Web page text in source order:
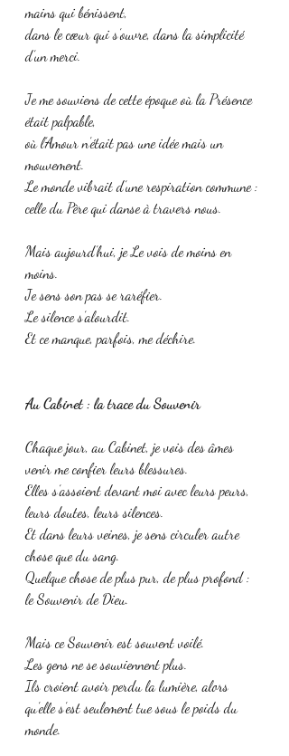
mains qui bénissent,
dans le cœur qui s’ouvre, dans la simplicité
d’un merci.
Je me souviens de cette époque où la Présence
était palpable,
où l’Amour n’était pas une idée mais un
mouvement.
Le monde vibrait d’une respiration commune :
celle du Père qui danse à travers nous.
Mais aujourd’hui, je Le vois de moins en
moins.
Je sens son pas se raréfier.
Le silence s’alourdit.
Et ce manque, parfois, me déchire.
Au Cabinet : la trace du Souvenir
Chaque jour, au Cabinet, je vois des âmes
venir me confier leurs blessures.
Elles s’assoient devant moi avec leurs peurs,
leurs doutes, leurs silences.
Et dans leurs veines, je sens circuler autre
chose que du sang.
Quelque chose de plus pur, de plus profond :
le Souvenir de Dieu.
Mais ce Souvenir est souvent voilé.
Les gens ne se souviennent plus.
Ils croient avoir perdu la lumière, alors
qu’elle s’est seulement tue sous le poids du
monde.